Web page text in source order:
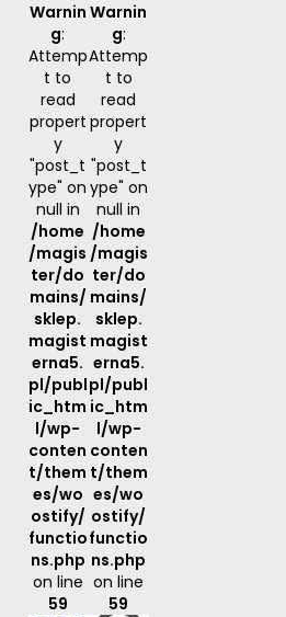
Warnin
g:
Attemp
t to
read
propert
y
"post_t
ype" on
null in
/home
/magis
ter/do
mains/
sklep.
magist
erna5.
pl/publ
ic_htm
l/wp-
conten
t/them
es/wo
ostify/
functio
ns.php
on line
59
Warnin
g:
Attemp
t to
read
propert
y
"post_t
ype" on
null in
/home
/magis
ter/do
mains/
sklep.
magist
erna5.
pl/publ
ic_htm
l/wp-
conten
t/them
es/wo
ostify/
functio
ns.php
on line
59